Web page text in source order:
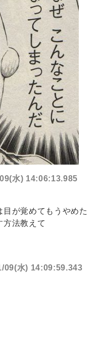
水) 14:06:13.985
が覚めてもうやめた
方法教えて
09(水) 14:09:59.343